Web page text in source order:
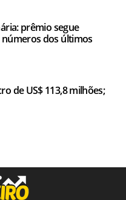
prêmio segue
dos últimos
de US$ 113,8 milhões;